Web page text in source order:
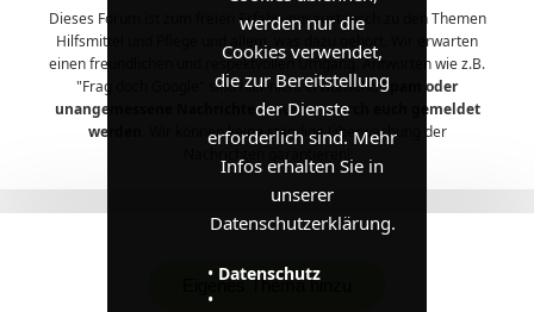
werden nur die
Cookies verwendet,
die zur Bereitstellung
der Dienste
erforderlich sind. Mehr
Infos erhalten Sie in
unserer
Datenschutzerklärung.
• Datenschutz
•
Dieses Forum ist zum freien Erfahrungsaustausch zu den Themen
Hilfsmittel und Pflege und allem, was dazu gehört. Wir erwarten
einen freundlichen und respektvollen Umgang. Antworten wie z.B.
"Frag doch Google" sind hier nicht erwünscht.Spam oder
unangemessene Nachrichten müssen durch euch gemeldet
werden.
Wir können keine ständige Überwachung der
Eigenes Thema hinzu